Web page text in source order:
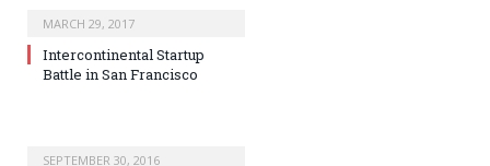
MARCH 29, 2017
Intercontinental Startup
Battle in San Francisco
SEPTEMBER 30, 2016